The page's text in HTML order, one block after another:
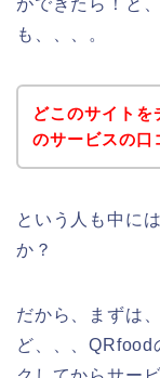
ができたら！と
も、、、。
どこのサイト
のサービスの口
という人も中に
か？
だから、まずは
ど、、、QRfood